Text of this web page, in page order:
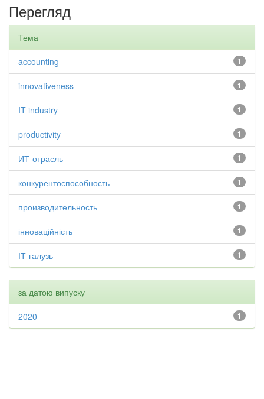
Перегляд
Тема
1
accounting
1
innovativeness
1
IT industry
1
productivity
1
ИТ-отрасль
1
конкурентоспособность
1
производительность
1
інноваційність
1
ІТ-галузь
за датою випуску
1
2020